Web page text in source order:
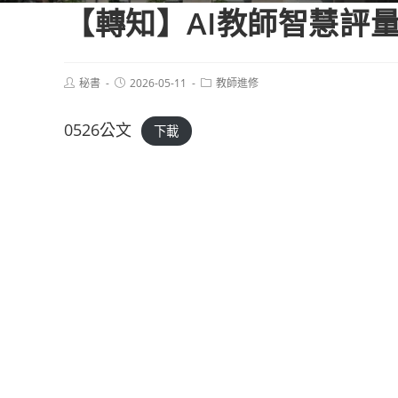
【轉知】AI教師智慧評
Post秘書
Post2026-05-11
Post教師進修
0526公文 下載